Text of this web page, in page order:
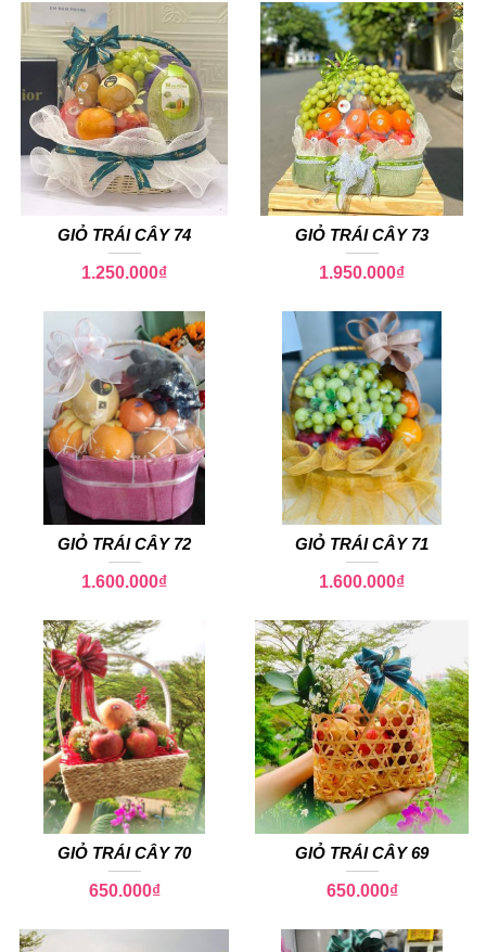
GIỎ TRÁI CÂY 74
1.250.000₫
GIỎ TRÁI CÂY 73
1.950.000₫
GIỎ TRÁI CÂY 72
1.600.000₫
GIỎ TRÁI CÂY 71
1.600.000₫
GIỎ TRÁI CÂY 70
650.000₫
GIỎ TRÁI CÂY 69
650.000₫